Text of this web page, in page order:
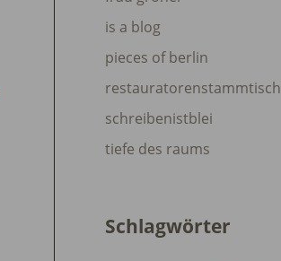
is a blog
pieces of berlin
restauratorenstammtisch
schreibenistblei
tiefe des raums
Schlagwörter